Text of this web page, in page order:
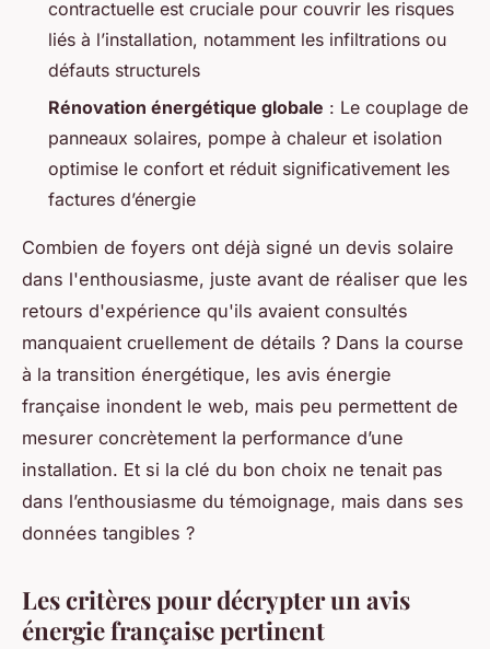
contractuelle est cruciale pour couvrir les risques
liés à l’installation, notamment les infiltrations ou
défauts structurels
Rénovation énergétique globale : Le couplage de
panneaux solaires, pompe à chaleur et isolation
optimise le confort et réduit significativement les
factures d’énergie
Combien de foyers ont déjà signé un devis solaire
dans l'enthousiasme, juste avant de réaliser que les
retours d'expérience qu'ils avaient consultés
manquaient cruellement de détails ? Dans la course
à la transition énergétique, les avis énergie
française inondent le web, mais peu permettent de
mesurer concrètement la performance d’une
installation. Et si la clé du bon choix ne tenait pas
dans l’enthousiasme du témoignage, mais dans ses
données tangibles ?
Les critères pour décrypter un avis
énergie française pertinent